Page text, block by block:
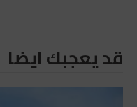
قد يعجبك ايضا